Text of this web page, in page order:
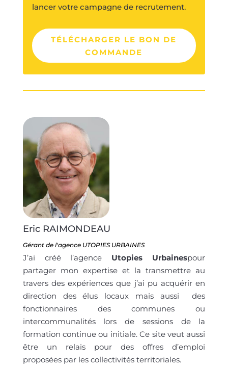
lancer votre campagne de recrutement.
TÉLÉCHARGER LE BON DE
COMMANDE
Eric RAIMONDEAU
Gérant de l'agence UTOPIES URBAINES
J’ai créé l’agence Utopies Urbainespour
partager mon expertise et la transmettre au
travers des expériences que j’ai pu acquérir en
direction des élus locaux mais aussi des
fonctionnaires des communes ou
intercommunalités lors de sessions de la
formation continue ou initiale. Ce site veut aussi
être un relais pour des offres d’emploi
proposées par les collectivités territoriales.